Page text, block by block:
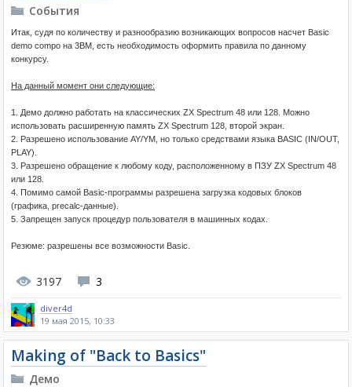
События
Итак, судя по количеству и разнообразию возникающих вопросов насчет Basic
demo compo на 3BM, есть необходимость оформить правила по данному
конкурсу.
На данный момент они следующие:
1. Демо должно работать на классических ZX Spectrum 48 или 128. Можно
использовать расширенную память ZX Spectrum 128, второй экран.
2. Разрешено использование AY/YM, но только средствами языка BASIC (IN/OUT,
PLAY).
3. Разрешено обращение к любому коду, расположенному в ПЗУ ZX Spectrum 48
или 128.
4. Помимо самой Basic-программы разрешена загрузка кодовых блоков
(графика, precalc-данные).
5. Запрещен запуск процедур пользователя в машинных кодах.
Резюме: разрешены все возможности Basic.
3197 3
diver4d
19 мая 2015, 10:33
Making of "Back to Basics"
Демо